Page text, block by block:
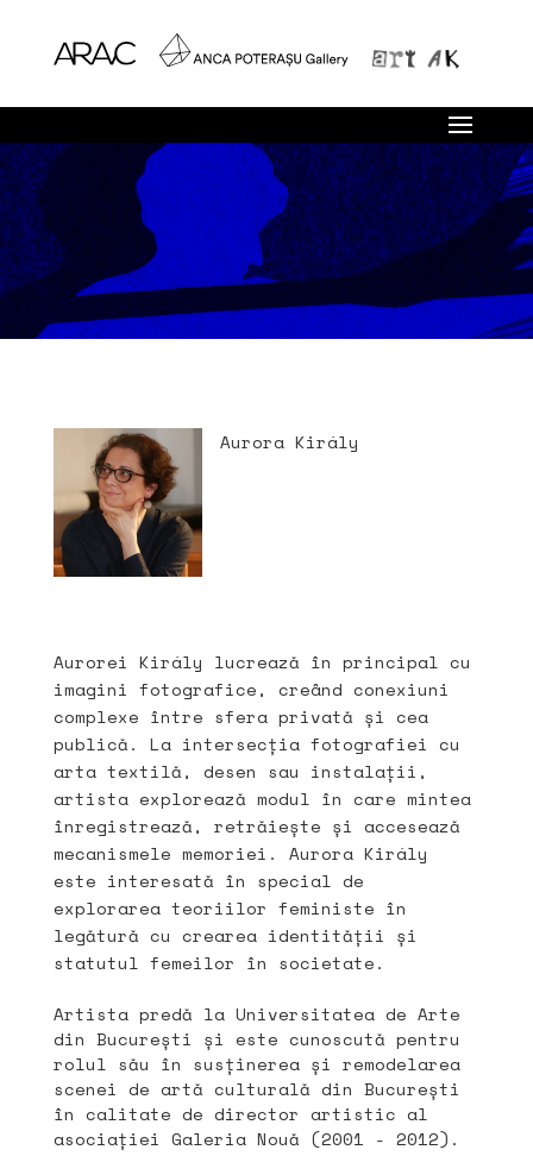
Aurora Király
Aurorei Király lucrează în principal cu
imagini fotografice, creând conexiuni
complexe între sfera privată și cea
publică. La intersecția fotografiei cu
arta textilă, desen sau instalații,
artista explorează modul în care mintea
înregistrează, retrăiește și accesează
mecanismele memoriei. Aurora Király
este interesată în special de
explorarea teoriilor feministe în
legătură cu crearea identității și
statutul femeilor în societate.
Artista predă la Universitatea de Arte
din București și este cunoscută pentru
rolul său în susținerea și remodelarea
scenei de artă culturală din București
în calitate de director artistic al
asociației Galeria Nouă (2001 - 2012).